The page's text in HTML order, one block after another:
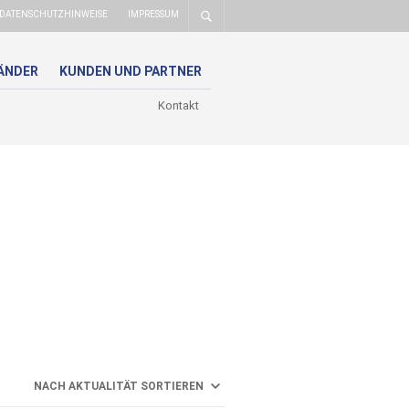
DATENSCHUTZHINWEISE IMPRESSUM
KUNDEN UND PARTNER
Kontakt